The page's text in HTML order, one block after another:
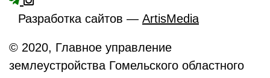
Разработка сайтов — ArtisMedia
© 2020, Главное управление
землеустройства Гомельского областного